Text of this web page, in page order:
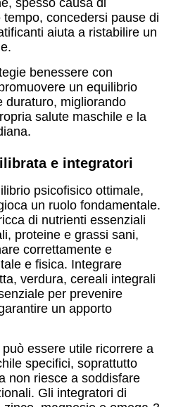
spesso causa di
concedersi pause di
aiuta a ristabilire un
benessere con
un equilibrio
duraturo, migliorando
salute maschile e la
e integratori
psicofisico ottimale,
un ruolo fondamentale.
di nutrienti essenziali
proteine e grassi sani,
correttamente e
e fisica. Integrare
verdura, cereali integrali
per prevenire
un apporto
essere utile ricorrere a
specifici, soprattutto
non riesce a soddisfare
Gli integratori di